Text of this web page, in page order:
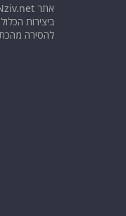
ביצירות
להסירה